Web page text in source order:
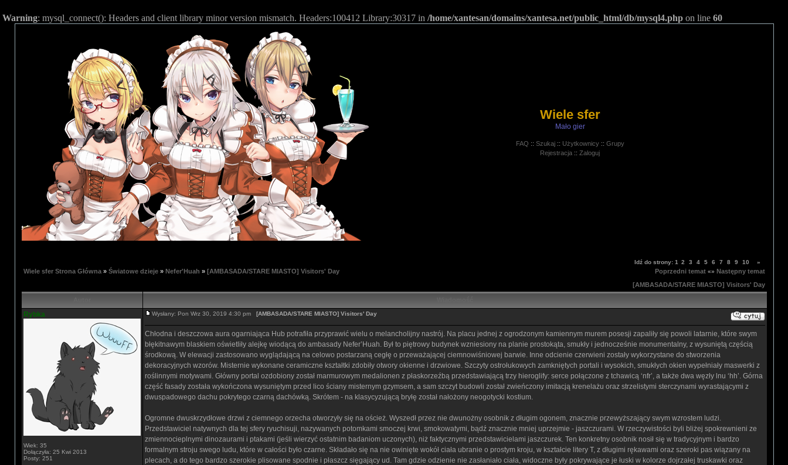
Warning: mysql_connect(): Headers and client library minor version mismatch. Headers:100412 Library:30317 in /home/xantesan/domains/xantesa.net/public_html/db/mysql4.php on line 60
Wiele sfer
Mało gier
FAQ :: Szukaj:: Użytkownicy:: Grupy
Rejestracja :: Zaloguj
Wiele sfer Strona Główna» Światowe dzieje» Nefer'Huah » [AMBASADA/STARE MIASTO] Visitors' Day
Idź do strony: 1 2 3 4 5 6 7 8 9 10 »
Poprzedni temat«» Następny temat
[AMBASADA/STARE MIASTO] Visitors' Day
Rybka
Wiek: 35
Dołączyła: 25 Kwi 2013
Posty: 251
Wysłany: Pon Wrz 30, 2019 4:30 pm [AMBASADA/STARE MIASTO] Visitors' Day
Chłodna i deszczowa aura ogarniająca Hub potrafiła przyprawić wielu o melancholijny nastrój. Na placu jednej z ogrodzonym kamiennym murem posesji zapaliły się powoli latarnie, które swym
błękitnawym blaskiem oświetliły alejkę wiodącą do ambasady Nefer’Huah. Był to piętrowy budynek wzniesiony na planie prostokąta, smukły i jednocześnie monumentalny, z wysuniętą częścią
środkową. W elewacji zastosowano wyglądającą na celowo postarzaną cegłę o przeważającej ciemnowiśniowej barwie. Inne odcienie czerwieni zostały wykorzystane do stworzenia
dekoracyjnych wzorów. Misternie wykonane ceramiczne kształtki zdobiły otwory okienne i drzwiowe. Szczyty ostrołukowych zamkniętych portali i wysokich, smukłych okien wypełniały maswerki z
roślinnymi motywami. Główny portal ozdobiony został marmurowym medalionen z płaskorzeźbą przedstawiającą trzy hieroglify: serce połączone z tchawicą ‘nfr’, a także dwa węzły lnu ‘hh’. Górna
część fasady została wykończona wysuniętym przed lico ściany misternym gzymsem, a sam szczyt budowli został zwieńczony imitacją krenelażu oraz strzelistymi sterczynami wyrastającymi z
dwuspadowego dachu pokrytego czarną dachówką. Skrótem - na klasycyzującą bryłę został nałożony neogotycki kostium.
Ogromne dwuskrzydłowe drzwi z ciemnego orzecha otworzyły się na oścież. Wyszedł przez nie dwunożny osobnik z długim ogonem, znacznie przewyższający swym wzrostem ludzi.
Przedstawiciel natywnych dla tej sfery ryuchisuji, nazywanych potomkami smoczej krwi, smokowatymi, bądź znacznie mniej uprzejmie - jaszczurami. W rzeczywistości byli bliżej spokrewnieni ze
zmiennocieplnymi dinozaurami i ptakami (jeśli wierzyć ostatnim badaniom uczonych), niż faktycznymi przedstawicielami jaszczurek. Ten konkretny osobnik nosił się w tradycyjnym i bardzo
formalnym stroju swego ludu, które w całości było czarne. Składało się na nie owinięte wokół ciała ubranie o prostym kroju, w kształcie litery T, z długimi rękawami oraz szeroki pas wiązany na
plecach, a do tego bardzo szerokie plisowane spodnie i płaszcz sięgający ud. Tam gdzie odzienie nie zasłaniało ciała, widoczne były pokrywające je łuski w kolorze dojrzałej truskawki oraz